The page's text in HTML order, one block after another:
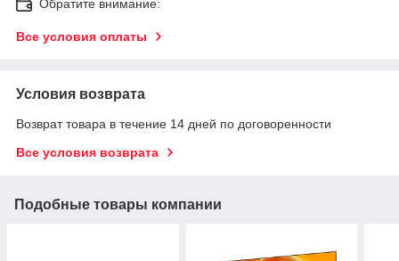
Обратите внимание:
Все условия оплаты
Условия возврата
Возврат товара в течение 14 дней по договоренности
Все условия возврата
Подобные товары компании